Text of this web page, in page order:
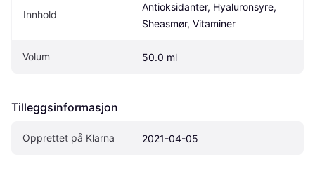
Innhold
Antioksidanter, Hyaluronsyre,
Sheasmør, Vitaminer
Volum 50.0 ml
Tilleggsinformasjon
Opprettet på Klarna 2021-04-05